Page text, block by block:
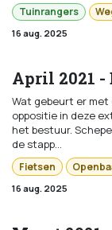
Tuinrangers
16 aug. 2025
April 2021 -
Wat gebeurt er met
oppositie in deze
het bestuur.
de stapp...
Fietsen
16 aug. 2025